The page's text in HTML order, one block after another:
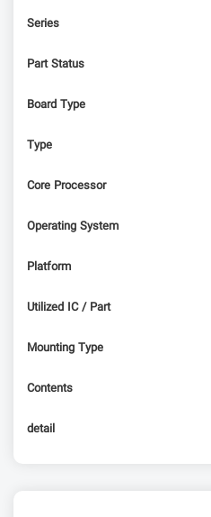
Series
Part Status
Board Type
Type
Core Processor
Operating System
Platform
Utilized IC / Part
Mounting Type
Contents
detail